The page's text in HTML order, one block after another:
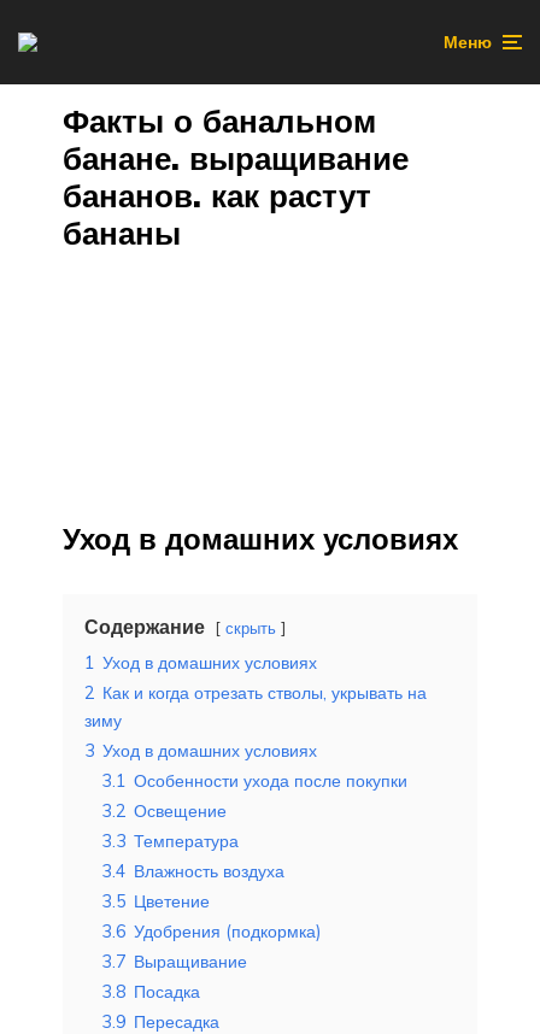
Меню
Факты о банальном
банане. выращивание
бананов. как растут
бананы
Уход в домашних условиях
Содержание скрыть
1 Уход в домашних условиях
2 Как и когда отрезать стволы, укрывать на
зиму
3 Уход в домашних условиях
3.1 Особенности ухода после покупки
3.2 Освещение
3.3 Температура
3.4 Влажность воздуха
3.5 Цветение
3.6 Удобрения (подкормка)
3.7 Выращивание
3.8 Посадка
3.9 Пересадка